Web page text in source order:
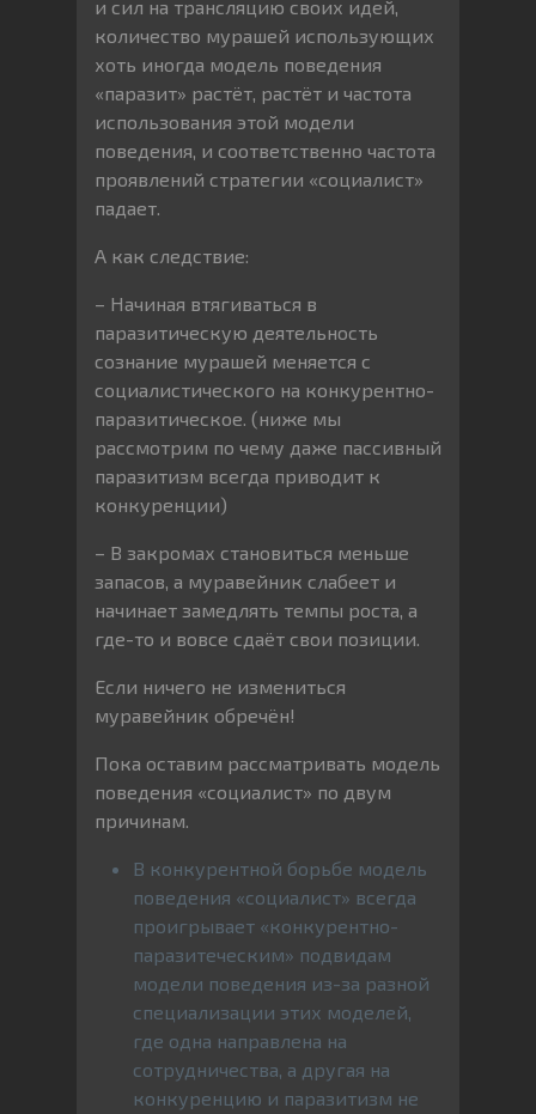
и сил на трансляцию своих идей,
количество мурашей использующих
хоть иногда модель поведения
«паразит» растёт, растёт и частота
использования этой модели
поведения, и соответственно частота
проявлений стратегии «социалист»
падает.
А как следствие:
– Начиная втягиваться в
паразитическую деятельность
сознание мурашей меняется с
социалистического на конкурентно-
паразитическое. (ниже мы
рассмотрим по чему даже пассивный
паразитизм всегда приводит к
конкуренции)
– В закромах становиться меньше
запасов, а муравейник слабеет и
начинает замедлять темпы роста, а
где-то и вовсе сдаёт свои позиции.
Если ничего не измениться
муравейник обречён!
Пока оставим рассматривать модель
поведения «социалист» по двум
причинам.
В конкурентной борьбе модель
поведения «социалист» всегда
проигрывает «конкурентно-
паразитеческим» подвидам
модели поведения из-за разной
специализации этих моделей,
где одна направлена на
сотрудничества, а другая на
конкуренцию и паразитизм не